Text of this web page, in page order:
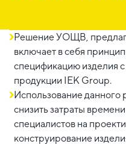
Решение УОЩВ,
включает в себя
спецификацию изделия
продукции IEK Group.
Использование данного
снизить затраты
специалистов на
конструирование